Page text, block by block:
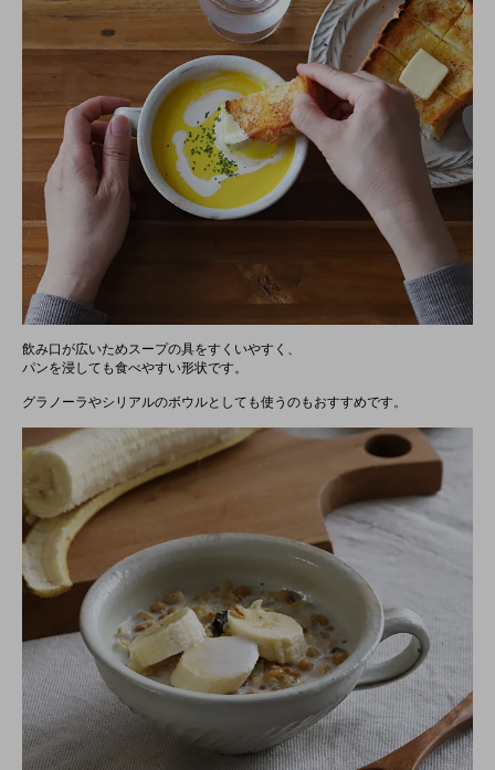
飲み口が広いためスープの具をすくいやすく、
パンを浸しても食べやすい形状です。
グラノーラやシリアルのボウルとしても使うのもおすすめです。